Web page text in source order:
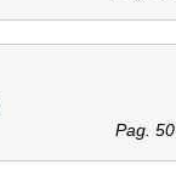
Pag. 50